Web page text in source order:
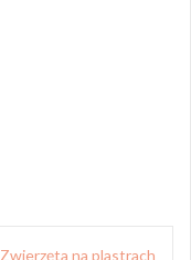
Zwierzęta na plastrach